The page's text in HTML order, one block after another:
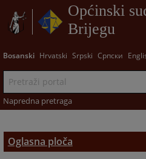
Općinski
Brijegu
Bosanski Hrvatski Srpski Српски
Napredna pretraga
Oglasna ploča